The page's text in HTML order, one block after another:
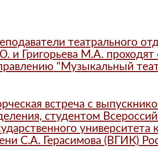
театрального
и Григорьева М.А. проходят
"Музыкальный
встреча с
студентом
университета
С.А. Герасимова (ВГИК)